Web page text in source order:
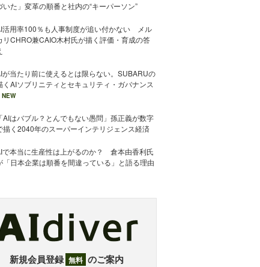
いた」変革の順番と社内の“キーパーソン”
活用率100％も人事制度が追い付かない メル
リCHRO兼CAIO木村氏が描く評価・育成の答
が当たり前に使えるとは限らない。SUBARUの
くAIソブリニティとセキュリティ・ガバナンス
NEW
「AIはバブル？とんでもない愚問」孫正義が数字
描く2040年のスーパーインテリジェンス経済
で本当に生産性は上がるのか？ 倉本由香利氏
「日本企業は順番を間違っている」と語る理由
新規会員登録 無料 のご案内